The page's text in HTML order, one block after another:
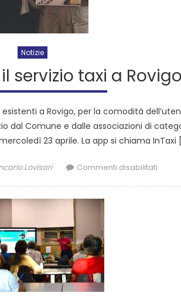
Notizie
servizio taxi a Rovigo
a Rovigo, per la comodità
dal Comune e dalle associazioni di
23 aprile. La app si chiama InTaxi
Lovisari Commenti disabilitati